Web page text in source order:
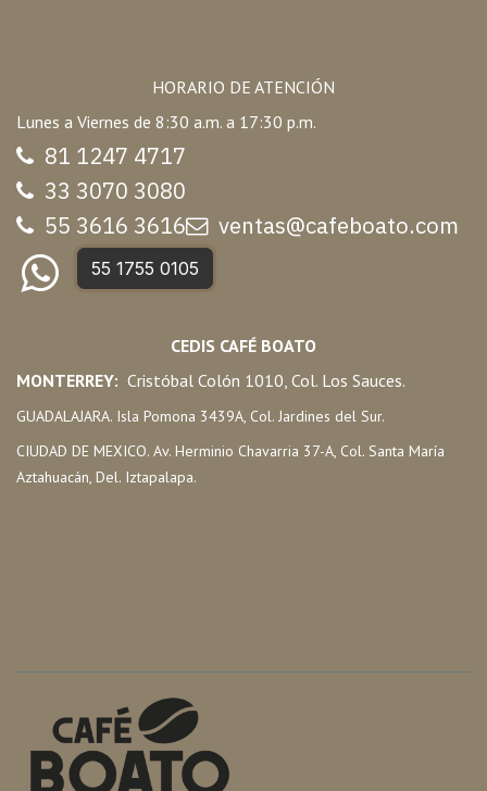
HORARIO DE ATENCIÓN
Lunes a Viernes de 8:30 a.m. a 17:30 p.m.
81 1247 4717
33 3070 3080
55 3616 3616
ventas@cafeboato.com
55 1755 0105
CEDIS CAFÉ BOATO
MONTERREY: Cristóbal Colón 1010, Col. Los Sauces.
GUADALAJARA. Isla Pomona 3439A, Col. Jardines del Sur.
CIUDAD DE MEXICO. Av. Herminio Chavarria 37-A, Col. Santa María
Aztahuacán, Del. Iztapalapa.